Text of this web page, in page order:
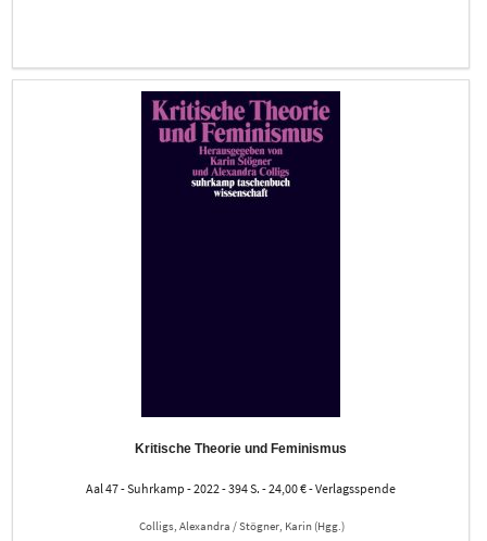
Kritische Theorie und Feminismus
Aal 47 - Suhrkamp - 2022 - 394 S. - 24,00 € - Verlagsspende
Colligs, Alexandra / Stögner, Karin (Hgg.)